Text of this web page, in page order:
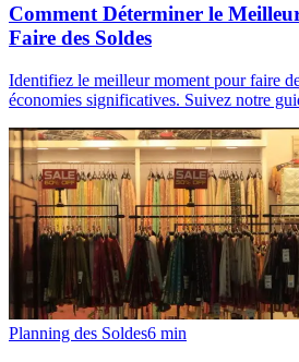
Comment Déterminer le
Faire des Soldes
Identifiez le meilleur moment pour faire
économies significatives. Suivez notre
Planning des Soldes6 min